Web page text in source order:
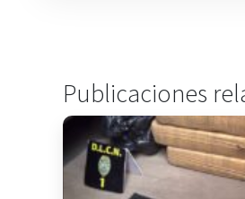
Publicaciones